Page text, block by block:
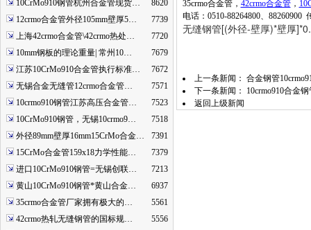
10CrMo910钢管杭州合金管现货…
8620
12crmo合金管外径105mm壁厚5…
7739
上海42crmo合金管\42crmo热处…
7720
10mm钢板的理论重量| 常州10…
7679
江苏10CrMo910合金管执行标准…
7672
无锡合金无缝管12crmo合金管…
7571
10crmo910钢管江苏高压合金管…
7523
10CrMo910钢管，无锡10crmo9…
7518
外径89mm壁厚16mm15CrMo合金…
7391
15CrMo合金管159x18力学性能…
7379
进口10CrMo910钢管=无锡创联…
7213
黄山10CrMo910钢管*黄山合金…
6937
35crmo合金管厂家拥有极大的…
5561
42crmo热轧无缝钢管的国标规…
5556
35crmo合金管， 42crmo合金管，
电话：0510-88264800、88260900
无缝钢管[(外径-壁厚)*壁厚
上一条新闻： 合金钢管
下一条新闻：
10crmo910合金
返回上级新闻